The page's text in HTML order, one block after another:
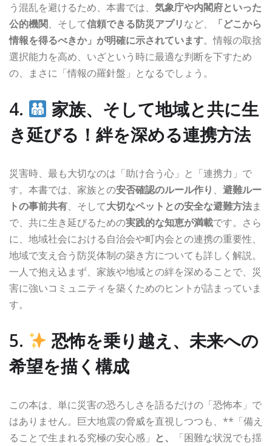
う混乱を避けるため、本書では、 気象庁や内閣府といった
公的機関、そして信頼できる防災アプリなど、
「どこから
情報を得るべきか」が明確に示されています。情報の取捨
選択能力を高め、いざという時に最適な判断を下すため
の、まさに「情報の羅針盤」となるでしょう。
4.
家族、そして地域と共に生
き延びる！絆を深める連携方法
災害時、最も大切なのは「助け合う心」と「連携力」で
す。本書では、家族との安否確認のルール作り 、 避難ルー
トの事前共有、そして大切なペットとの安全な避難方法ま
で、共に生き延びるための実践的な知恵が満載です。さら
に、地域社会における自治会や町内会との連携の重要性、
地域で支え合う防災体制の築き方についても詳しく解説。
一人で抱え込まず、家族や地域との絆を深めることで、災
害に強いコミュニティを築くためのヒントが詰まっていま
す。
5.
恐怖を乗り越え、未来への
希望を描く構成
この本は、単に災害の恐ろしさを語るだけの「恐怖本」で
はありません。巨大地震の脅威を直視しつつも、**「備え
ることで生まれる究極の安心感」 と、
「困難な状況でも揺